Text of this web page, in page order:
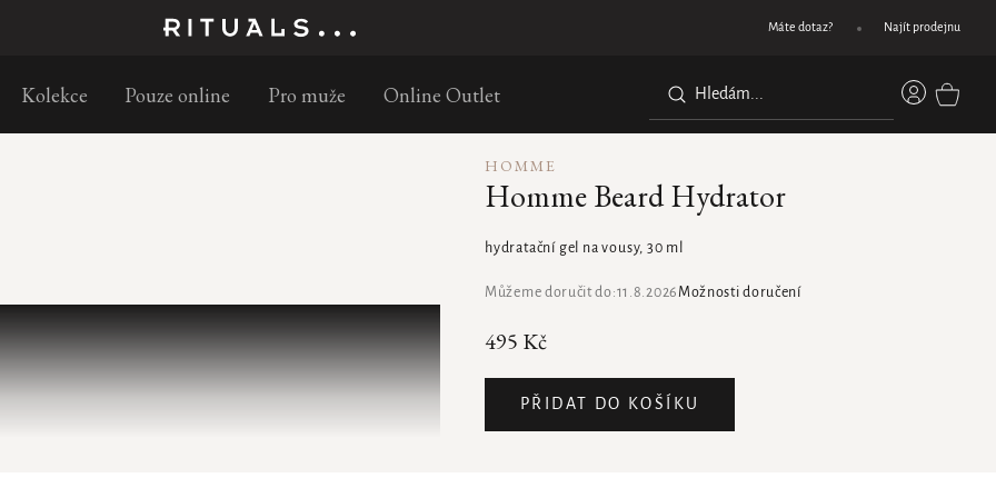
Objednejte do 11:30 a doručíme následující pracovní den Dárek při nákupu nad 1200 Kč
Máte dotaz? Najít prodejnu
Kolekce Pouze online Pro muže Online Outlet
HOMME
Homme Beard Hydrator
495 Kč
Můžeme doručit do:11.8.2026Možnosti doručení
PŘIDAT DO KOŠÍKU
hydratační gel na vousy, 30 ml